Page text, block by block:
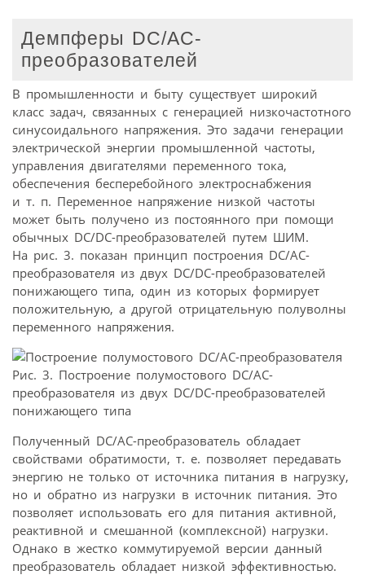
Демпферы DC/AC-
преобразователей
В промышленности и быту существует широкий
класс задач, связанных с генерацией низкочастотного
синусоидального напряжения. Это задачи генерации
электрической энергии промышленной частоты,
управления двигателями переменного тока,
обеспечения бесперебойного электроснабжения
и т. п. Переменное напряжение низкой частоты
может быть получено из постоянного при помощи
обычных DC/DC-преобразователей путем ШИМ.
На рис. 3. показан принцип построения DC/AC-
преобразователя из двух DC/DC-преобразователей
понижающего типа, один из которых формирует
положительную, а другой отрицательную полуволны
переменного напряжения.
Рис. 3. Построение полумостового DC/AC-
преобразователя из двух DC/DC-преобразователей
понижающего типа
Полученный DC/AC-преобразователь обладает
свойствами обратимости, т. е. позволяет передавать
энергию не только от источника питания в нагрузку,
но и обратно из нагрузки в источник питания. Это
позволяет использовать его для питания активной,
реактивной и смешанной (комплексной) нагрузки.
Однако в жестко коммутируемой версии данный
преобразователь обладает низкой эффективностью.